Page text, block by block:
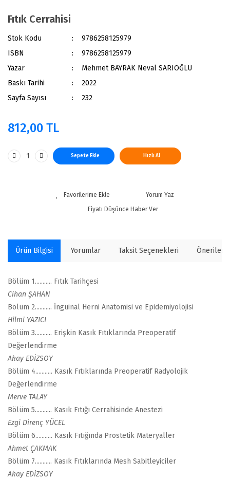
Fıtık Cerrahisi
Stok Kodu
9786258125979
ISBN
9786258125979
Yazar
Mehmet BAYRAK Neval SARIOĞLU
Baskı Tarihi
2022
Sayfa Sayısı
232
812,00 TL
Sepete Ekle Hızlı Al
Yorum Yaz
Fiyatı Düşünce Haber Ver
Ürün Bilgisi Yorumlar Taksit Seçenekleri
Bölüm 1........... Fıtık Tarihçesi
Cihan ŞAHAN
Bölüm 2........... İnguinal Herni Anatomisi ve Epidemiyolojisi
Hilmi YAZICI
Bölüm 3........... Erişkin Kasık Fıtıklarında Preoperatif
Değerlendirme
Akay EDİZSOY
Bölüm 4........... Kasık Fıtıklarında Preoperatif Radyolojik
Değerlendirme
Merve TALAY
Bölüm 5........... Kasık Fıtığı Cerrahisinde Anestezi
Ezgi Direnç YÜCEL
Bölüm 6........... Kasık Fıtığında Prostetik Materyaller
Ahmet ÇAKMAK
Bölüm 7........... Kasık Fıtıklarında Mesh Sabitleyiciler
Akay EDİZSOY